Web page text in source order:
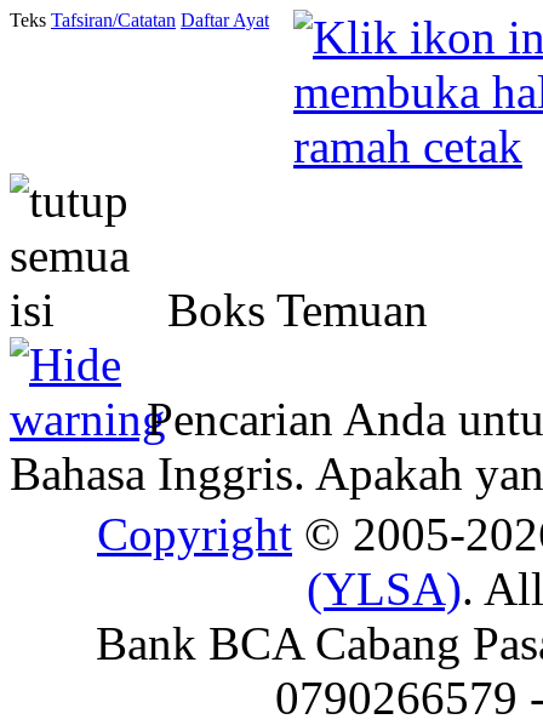
Teks Tafsiran/Catatan Daftar Ayat
Boks Temuan
Pencarian Anda
Bahasa Inggris. Apakah
Copyright © 2005-
(YLSA).
Bank BCA Cabang
0790266579